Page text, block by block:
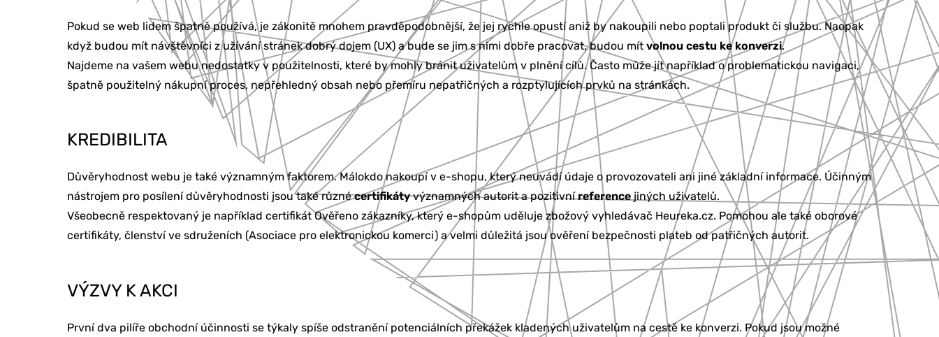
Pokud se web lidem špatně používá, je zákonitě mnohem pravděpodobnější, že jej rychle opustí aniž by nakoupili nebo poptali produkt či službu. Naopak
když budou mít návštěvníci z užívání stránek dobrý dojem (UX) a bude se jim s nimi dobře pracovat, budou mít volnou cestu ke konverzi.
Najdeme na vašem webu nedostatky v použitelnosti, které by mohly bránit uživatelům v plnění cílů. Často může jít například o problematickou navigaci,
špatně použitelný nákupní proces, nepřehledný obsah nebo přemíru nepatřičných a rozptylujících prvků na stránkách.
KREDIBILITA
Důvěryhodnost webu je také významným faktorem. Málokdo nakoupí v e-shopu, který neuvádí údaje o provozovateli ani jiné základní informace. Účinným
nástrojem pro posílení důvěryhodnosti jsou také různécertifikátyvýznamných autorit a pozitivníreferencejiných uživatelů.
Všeobecně respektovaný je například certifikát Ověřeno zákazníky, který e-shopům uděluje zbožový vyhledávač Heureka.cz. Pomohou ale také oborové
certifikáty, členství ve sdruženích (Asociace pro elektronickou komerci) a velmi důležitá jsou ověření bezpečnosti plateb od patřičných autorit.
VÝZVY K AKCI
První dva pilíře obchodní účinnosti se týkaly spíše odstranění potenciálních překážek kladených uživatelům na cestě ke konverzi. Pokud jsou možné